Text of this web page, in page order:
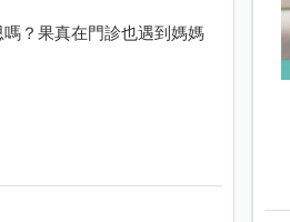
？果真在門診也遇到媽媽